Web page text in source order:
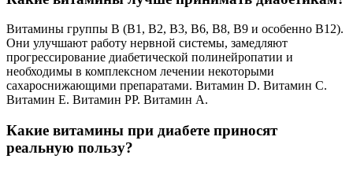
Витамины группы В (В1, B2, B3, B6, B8, В9 и особенно B12).
Они улучшают работу нервной системы, замедляют
прогрессирование диабетической полинейропатии и
необходимы в комплексном лечении некоторыми
сахароснижающими препаратами. Витамин D. Витамин С.
Витамин Е. Витамин РР. Витамин А.
Какие витамины при диабете приносят
реальную пользу?